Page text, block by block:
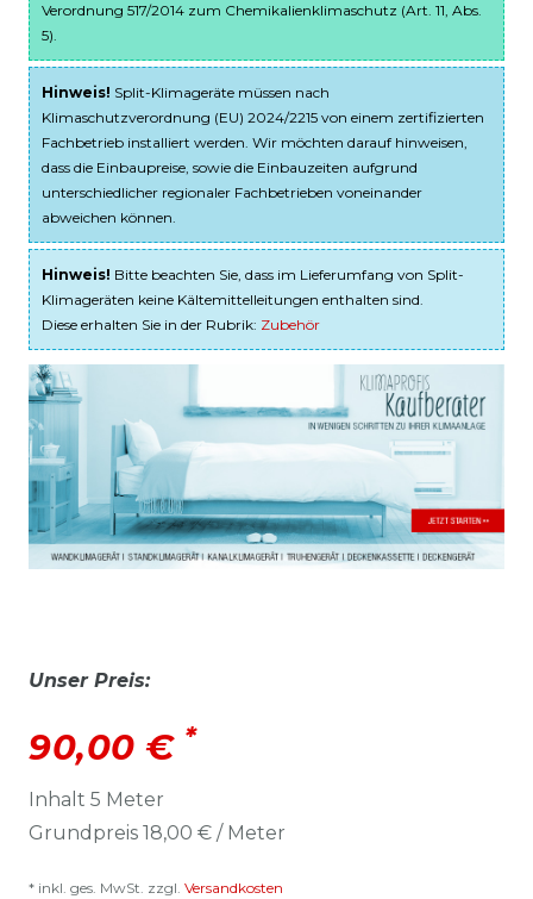
Verordnung 517/2014 zum Chemikalienklimaschutz (Art. 11, Abs.
5).
Hinweis! Split-Klimageräte müssen nach
Klimaschutzverordnung (EU) 2024/2215 von einem zertifizierten
Fachbetrieb installiert werden. Wir möchten darauf hinweisen,
dass die Einbaupreise, sowie die Einbauzeiten aufgrund
unterschiedlicher regionaler Fachbetrieben voneinander
abweichen können.
Hinweis! Bitte beachten Sie, dass im Lieferumfang von Split-
Klimageräten keine Kältemittelleitungen enthalten sind.
Diese erhalten Sie in der Rubrik: Zubehör
Unser Preis:
90,00 € *
Inhalt 5 Meter
Grundpreis 18,00 € / Meter
* inkl. ges. MwSt. zzgl. Versandkosten